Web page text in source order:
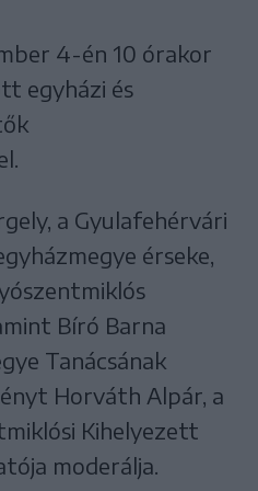
4-én 10 órakor
egyházi és
a Gyulafehérvári
érseke,
Bíró Barna
Tanácsának
Horváth Alpár, a
Kihelyezett
moderálja.